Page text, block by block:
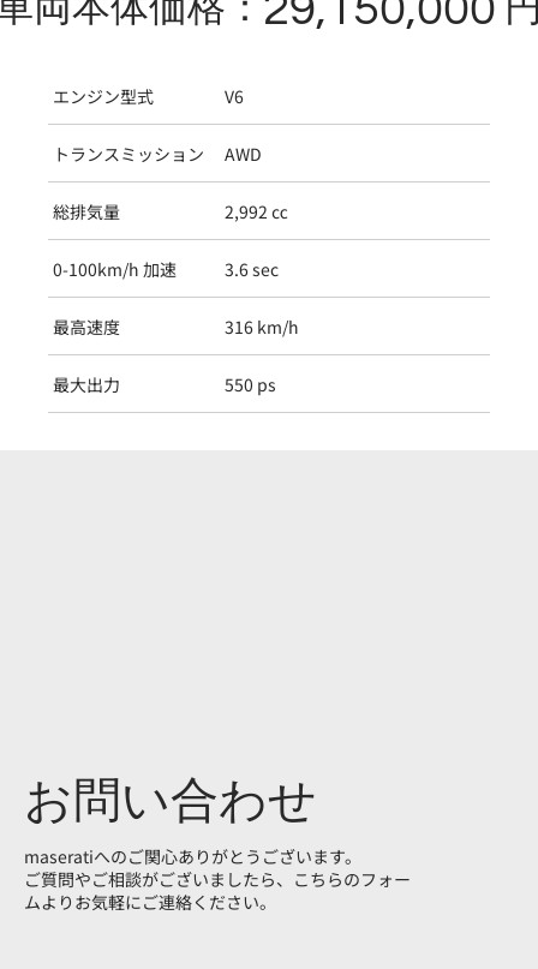
両本体価格：
エンジン型式 V6
総排気量 2,992 ㏄
0-100km/h 加速 3.6 sec
最高速度 316 km/h
最大出力 550 ps
トランスミッション AWD
お問い合わせ
maseratiへのご関心ありがとうございます。
ご質問やご相談がございましたら、こちらのフォー
ムよりお気軽にご連絡ください。